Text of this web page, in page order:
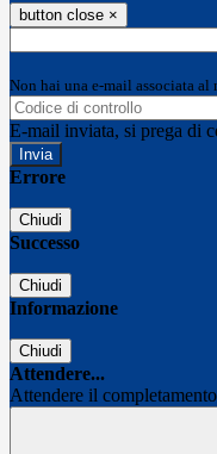
button close ×
Non hai una e-mail associata
E-mail inviata, si prega di
Errore
Chiudi
Successo
Chiudi
Informazione
Chiudi
Attendere...
Attendere il